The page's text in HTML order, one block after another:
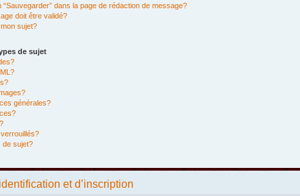
“Sauvegarder” dans la page de rédaction de message?
doit être validé?
sujet?
de sujet
générales?
de sujet?
et d’inscription